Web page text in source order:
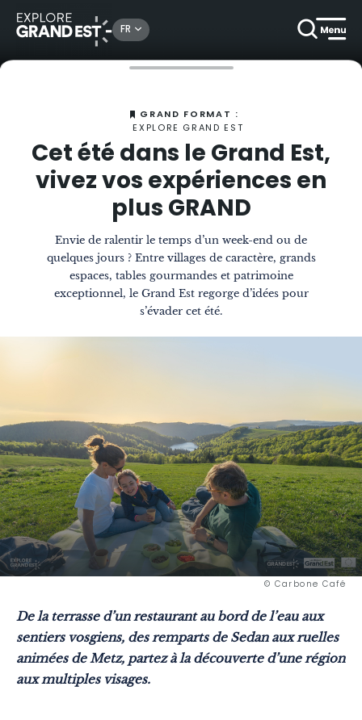
FR
Magazine Cet été, vivez vos expériences en plus GRAND, dans le Grand Est
GRAND FORMAT :
EXPLORE GRAND EST
Cet été dans le Grand Est,
vivez vos expériences en
plus GRAND
Envie de ralentir le temps d’un week-end ou de
quelques jours ? Entre villages de caractère, grands
espaces, tables gourmandes et patrimoine
exceptionnel, le Grand Est regorge d’idées pour
s’évader cet été.
© Carbone Café
De la terrasse d’un restaurant au bord de l’eau aux
sentiers vosgiens, des remparts de Sedan aux ruelles
animées de Metz, partez à la découverte d’une région
aux multiples visages.